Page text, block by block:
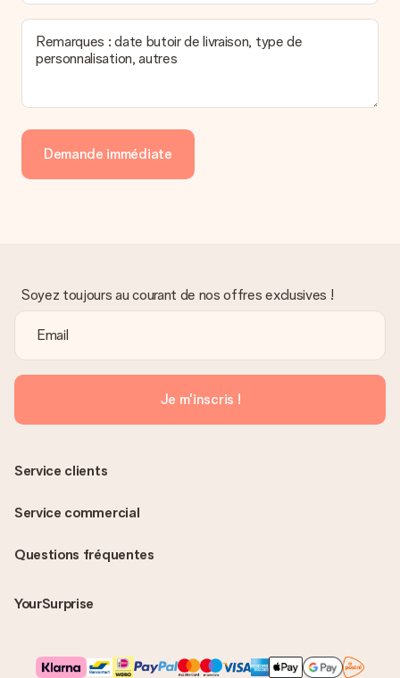
Remarques : date butoir de livraison, type de
personnalisation, autres
Demande immédiate
Soyez toujours au courant de nos offres exclusives !
Je m'inscris !
Questions fréquentes
YourSurprise
Service clients
Service commercial